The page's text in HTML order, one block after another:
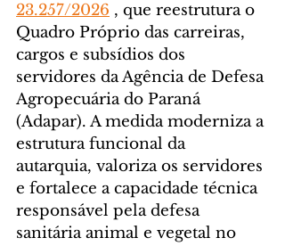
23.257/2026 , que reestrutura o
Quadro Próprio das carreiras,
cargos e subsídios dos
servidores da Agência de Defesa
Agropecuária do Paraná
(Adapar). A medida moderniza a
estrutura funcional da
autarquia, valoriza os servidores
e fortalece a capacidade técnica
responsável pela defesa
sanitária animal e vegetal no